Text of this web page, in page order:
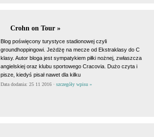
Crohn on Tour »
Blog poświęcony turystyce stadionowej czyli
groundhoppingowi. Jeżdżę na mecze od Ekstraklasy do C
klasy. Autor bloga jest sympatykiem piłki nożnej, zwłaszcza
angielskiej oraz klubu sportowego Cracovia. Dużo czyta i
pisze, kiedyś pisał nawet dla kilku
Data dodania: 25 11 2016 · szczegóły wpisu »